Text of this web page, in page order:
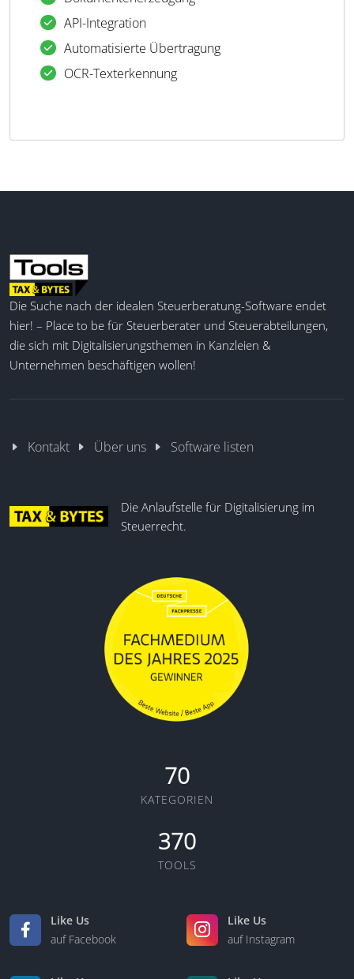
API-Integration
Automatisierte Übertragung
OCR-Texterkennung
Die Suche nach der idealen Steuerberatung-Software endet
hier! – Place to be für Steuerberater und Steuerabteilungen,
die sich mit Digitalisierungsthemen in Kanzleien &
Unternehmen beschäftigen wollen!
Kontakt Über uns Software listen
Die Anlaufstelle für Digitalisierung im
Steuerrecht.
70
KATEGORIEN
370
TOOLS
Like Us
auf Facebook
Like Us
auf Instagram